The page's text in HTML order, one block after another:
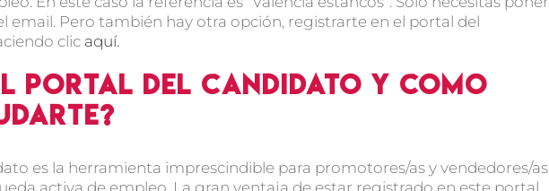
email. Pero también hay otra opción, registrarte en el portal del
clic aquí.
portal del candidato y como
es la herramienta imprescindible para promotores/as y vendedores/as
activa de empleo. La gran ventaja de estar registrado en este portal